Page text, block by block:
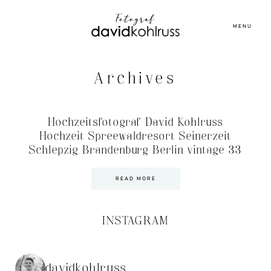
MENU
Archives
Hochzeitsfotograf David Kohlruss
Hochzeit Spreewaldresort Seinerzeit
Schlepzig Brandenburg Berlin vintage 33
READ MORE
INSTAGRAM
davidkohlruss